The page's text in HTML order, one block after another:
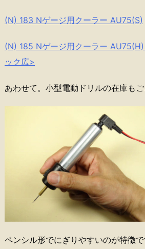
(N) 183 Nゲージ用クーラー AU75(S)
(N) 185 Nゲージ用クーラー
ック広>
あわせて。小型電動ドリルの在庫もご
ペンシル形でにぎりやすいのが特徴で